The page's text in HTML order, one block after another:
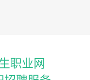
职业网